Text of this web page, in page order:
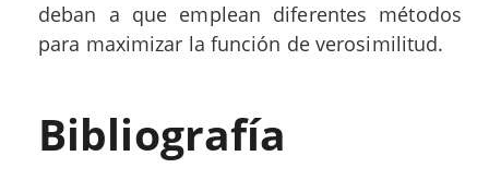
deban a que emplean diferentes métodos
para maximizar la función de verosimilitud.
Bibliografía